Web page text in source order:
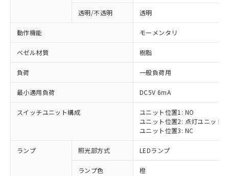
透明/不透明 透明
動作機能 モーメンタリ
ベゼル材質 樹脂
負荷 一般負荷用
最小適用負荷 DC5V 6mA
スイッチユニット構成
ユニット位置1: NO
ユニット位置2: 点灯ユニット
ユニット位置3: NC
ランプ 照光部方式 LEDランプ
ランプ色 橙